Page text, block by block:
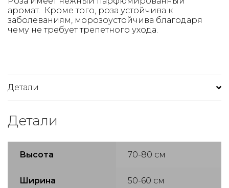
аромат. Кроме того, роза устойчива к
заболеваниям, морозоустойчива благодаря
чему не требует трепетного ухода.
Детали
Детали
Высота 70-80 см
Ширина 50-60 см